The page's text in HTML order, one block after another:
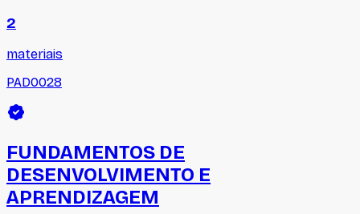
2
materiais
PAD0028
FUNDAMENTOS DE
DESENVOLVIMENTO E
APRENDIZAGEM